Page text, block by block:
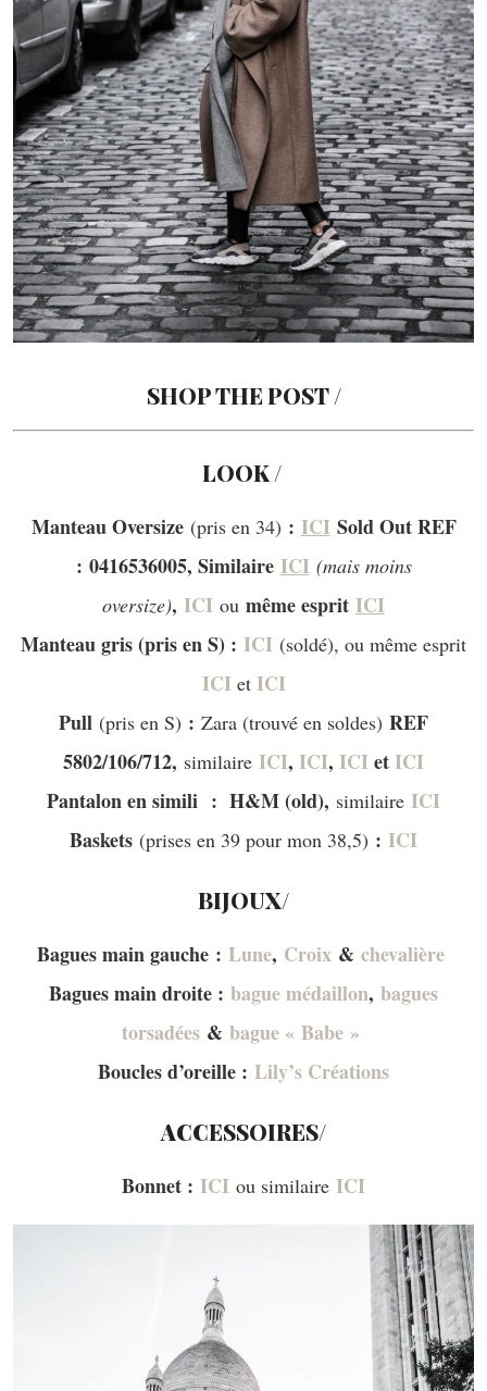
SHOP THE POST /
LOOK /
Manteau Oversize (pris en 34) : ICISold Out REF
: 0416536005, Similaire ICI (mais moins
oversize), ICI ou même esprit ICI
Manteau gris (pris en S) : ICI (soldé), ou même esprit
ICIet ICI
Pull (pris en S) : Zara (trouvé en soldes) REF
5802/106/712, similaire ICI, ICI, ICIetICI
Pantalon en simili : H&M (old), similaire ICI
Baskets (prises en 39 pour mon 38,5) : ICI
BIJOUX/
Bagues main gauche : Lune, Croix& chevalière
Bagues main droite : bague médaillon, bagues
torsadées& bague « Babe »
Boucles d’oreille : Lily’s Créations
ACCESSOIRES/
Bonnet : ICI ou similaire ICI